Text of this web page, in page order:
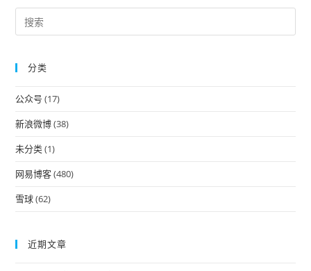
分类
公众号 (17)
新浪微博(38)
未分类(1)
网易博客(480)
雪球(62)
近期文章